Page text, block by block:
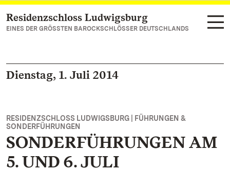
Zum Hauptinhalt springen
Residenzschloss Ludwigsburg
EINES DER GRÖSSTEN BAROCKSCHLÖSSER DEUTSCHLANDS
Dienstag, 1. Juli 2014
RESIDENZSCHLOSS LUDWIGSBURG | FÜHRUNGEN &
SONDERFÜHRUNGEN
SONDERFÜHRUNGEN AM
5. UND 6. JULI